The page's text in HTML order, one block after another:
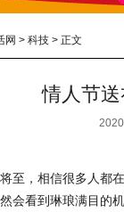
网 > 科技 > 正文
情人节
至，相信很多人都
会看到琳琅满目的